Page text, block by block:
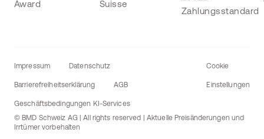
Impressum Datenschutz
Barrierefreiheitserklärung AGB
Geschäftsbedingungen KI-Services
Cookie
Einstellungen
© BMD Schweiz AG | All rights reserved | Aktuelle Preisänderungen und
Irrtümer vorbehalten